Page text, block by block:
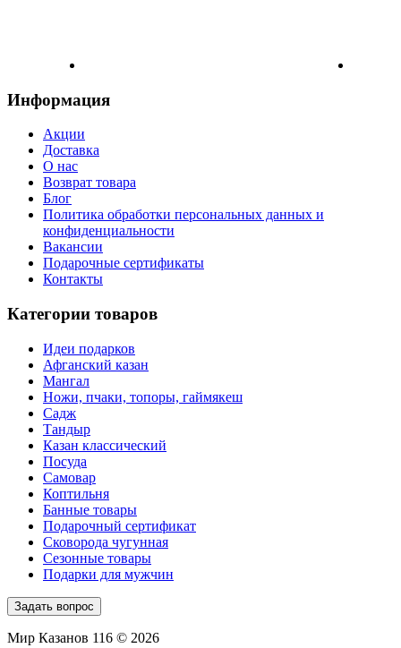
Информация
Акции
Доставка
О нас
Возврат товара
Блог
Политика обработки персональных данных и
конфиденциальности
Вакансии
Подарочные сертификаты
Контакты
Категории товаров
Идеи подарков
Афганский казан
Мангал
Ножи, пчаки, топоры, гаймякеш
Садж
Тандыр
Казан классический
Посуда
Самовар
Коптильня
Банные товары
Подарочный сертификат
Сковорода чугунная
Сезонные товары
Подарки для мужчин
Задать вопрос
Мир Казанов 116 © 2026